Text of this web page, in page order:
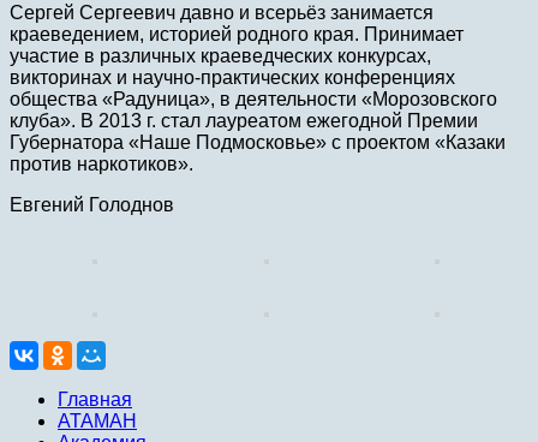
Сергей Сергеевич давно и всерьёз занимается
краеведением, историей родного края. Принимает
участие в различных краеведческих конкурсах,
викторинах и научно-практических конференциях
общества «Радуница», в деятельности «Морозовского
клуба». В 2013 г. стал лауреатом ежегодной Премии
Губернатора «Наше Подмосковье» с проектом «Казаки
против наркотиков».
Евгений Голоднов
Главная
АТАМАН